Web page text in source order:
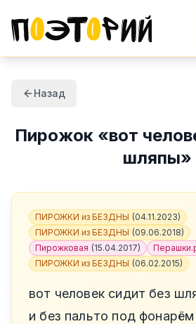
Назад
Пирожок«вот
шляпы»
ПИРОЖКИ из БЕЗДНЫ (04.11.2023)
ПИРОЖКИ из БЕЗДНЫ (09.06.2018)
Пирожковая (15.04.2017)
ПИРОЖКИ из БЕЗДНЫ (06.02.2015)
вот человек сидит без
и без пальто под фонарём